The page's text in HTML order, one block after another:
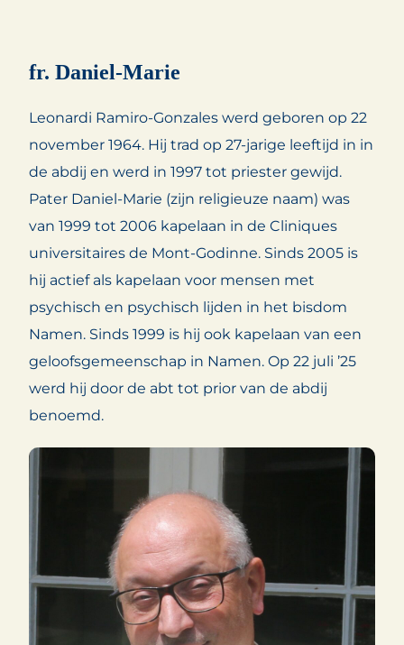
fr. Daniel-Marie
Leonardi Ramiro-Gonzales werd geboren op 22
november 1964. Hij trad op 27-jarige leeftijd in in
de abdij en werd in 1997 tot priester gewijd.
Pater Daniel-Marie (zijn religieuze naam) was
van 1999 tot 2006 kapelaan in de Cliniques
universitaires de Mont-Godinne. Sinds 2005 is
hij actief als kapelaan voor mensen met
psychisch en psychisch lijden in het bisdom
Namen. Sinds 1999 is hij ook kapelaan van een
geloofsgemeenschap in Namen. Op 22 juli ’25
werd hij door de abt tot prior van de abdij
benoemd.